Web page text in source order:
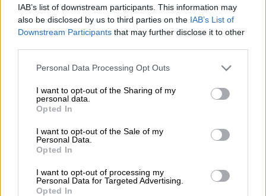
IAB’s list of downstream participants. This information may
also be disclosed by us to third parties on the IAB’s List of
Downstream Participants that may further disclose it to other
Please note that this website/app uses one or more Google
not limited to your visit or usage behaviour. You may click to
grant or deny consent to Google and its third-party tags to
use your data for below specified purposes in below Google
consent section.
Personal Data Processing Opt Outs
I want to opt-out of the Sharing of my
personal data.
Opted In
I want to opt-out of the Sale of my
Personal Data.
Opted In
I want to opt-out of processing my
Personal Data for Targeted Advertising.
Opted In
Μπορεί να έχουν στηρίξει την πολιτική τους
καριέρα στον ευρωσκεπτικισμό αλλά απ' ότι
φαίνεται οι ευρωβουλευτές του κόμματος
Brexitστηρίζουν την ευημερία τους στο ίδιο
το σύστημα που αντιμάχονται. Οι
παράλληλες αδήλωτες δραστηριότητες των
ευρωβουλευτών μιλούν από μόνες τους.
Οι ευρωβουλευτές του κόμματος «Brexit»
βγάζουν μεταξύ 2 και 4,5 εκατ. ευρώ. Την
ίδια ώρα τα δηλωμένα εισοδήματα για κάθε
ευρωβουλευτή είναι συγκεκριμένα. Ο
βασικός μισθός για κάθε ευρωβουλευτή